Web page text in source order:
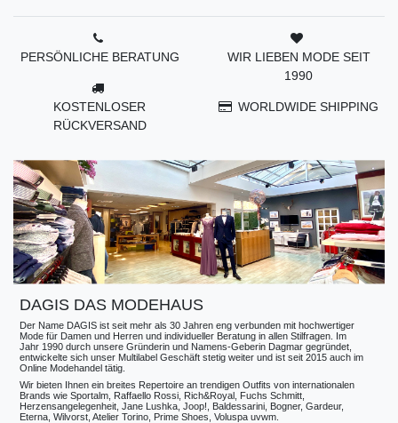
PERSÖNLICHE BERATUNG
KOSTENLOSER
RÜCKVERSAND
WIR LIEBEN MODE SEIT
1990
WORLDWIDE SHIPPING
DAGIS DAS MODEHAUS
Der Name DAGIS ist seit mehr als 30 Jahren eng verbunden mit hochwertiger
Mode für Damen und Herren und individueller Beratung in allen Stilfragen. Im
Jahr 1990 durch unsere Gründerin und Namens-Geberin Dagmar gegründet,
entwickelte sich unser Multilabel Geschäft stetig weiter und ist seit 2015 auch im
Online Modehandel tätig.
Wir bieten Ihnen ein breites Repertoire an trendigen Outfits von internationalen
Brands wie Sportalm, Raffaello Rossi, Rich&Royal, Fuchs Schmitt,
Herzensangelegenheit, Jane Lushka, Joop!, Baldessarini, Bogner, Gardeur,
Eterna, Wilvorst, Atelier Torino, Prime Shoes, Voluspa uvwm.